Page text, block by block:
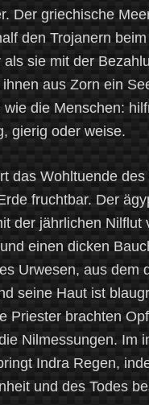
Der griechische
den Trojanern
als sie mit der
aus Zorn ein
wie die Menschen:
gierig oder weise.
das Wohltuende
fruchtbar. Der
der jährlichen Nilflut
einen dicken
Urwesen, aus dem
seine Haut ist
Priester brachten
Nilmessungen. Im
Indra Regen,
und des Todes